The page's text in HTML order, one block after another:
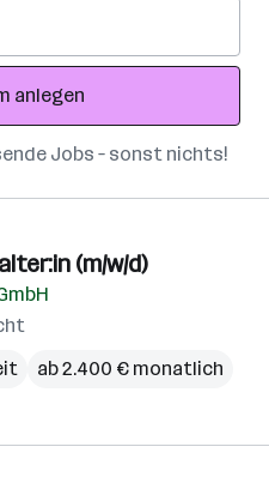
anlegen
Jobs – sonst nichts!
(m/w/d)
ab 2.400 € monatlich